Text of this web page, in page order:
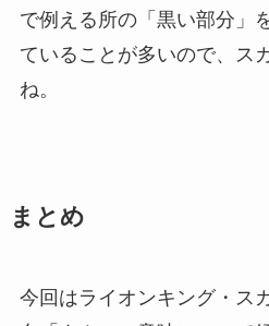
で例える所の「黒い部分」
ていることが多いので、ス
ね。
まとめ
今回はライオンキング・ス